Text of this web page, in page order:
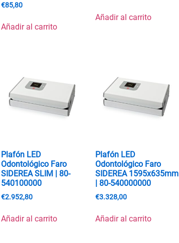
€85,80
Añadir al carrito
Añadir al carrito
Plafón LED
Odontológico Faro
SIDEREA SLIM | 80-
540100000
€2.952,80
Añadir al carrito
Plafón LED
Odontológico Faro
SIDEREA 1595x635mm
| 80-540000000
€3.328,00
Añadir al carrito